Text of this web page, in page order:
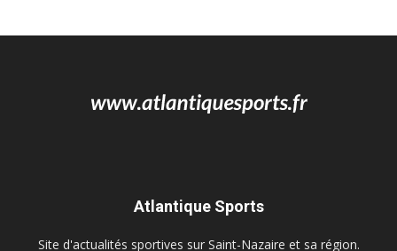
Atlantique Sports
Site d'actualités sportives sur Saint-Nazaire et sa région.